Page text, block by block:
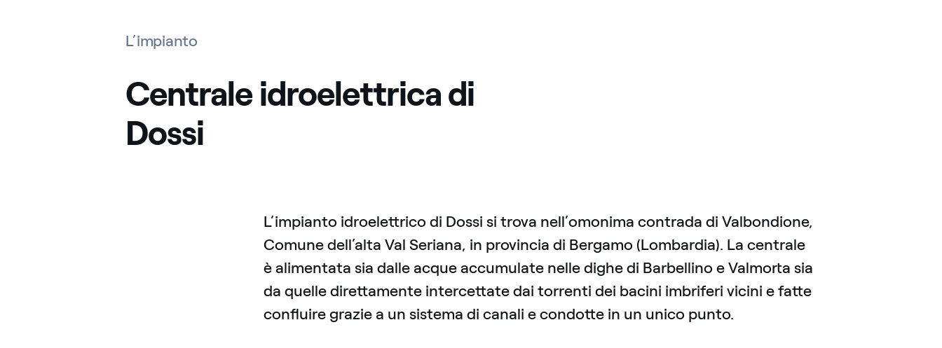
L’impianto
Centrale idroelettrica di
Dossi
L’impianto idroelettrico di Dossi si trova nell’omonima contrada di Valbondione,
Comune dell’alta Val Seriana, in provincia di Bergamo (Lombardia). La centrale
è alimentata sia dalle acque accumulate nelle dighe di Barbellino e Valmorta sia
da quelle direttamente intercettate dai torrenti dei bacini imbriferi vicini e fatte
confluire grazie a un sistema di canali e condotte in un unico punto.